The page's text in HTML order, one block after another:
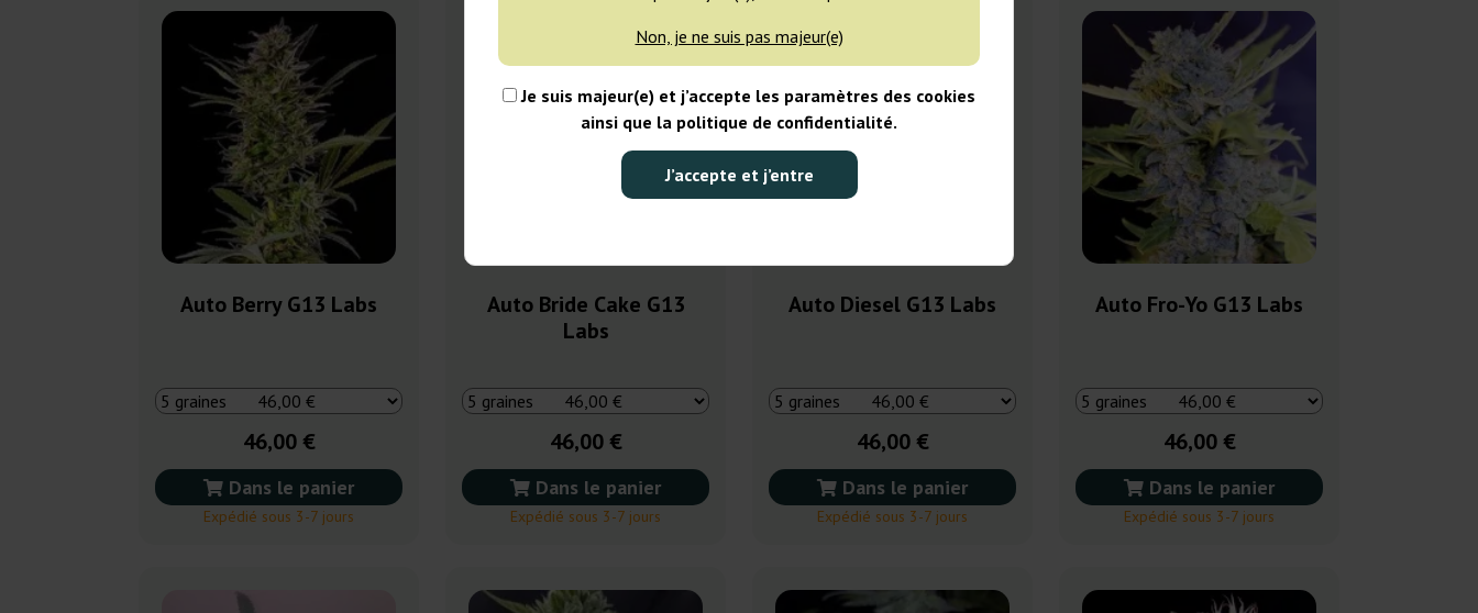
Non, je ne suis pas majeur(e)
Je suis majeur(e) et j’accepte les paramètres des cookies
ainsi que la politique de confidentialité.
J’accepte et j’entre
Auto Berry G13 Labs
46,00 €
Dans le panier
Expédié sous 3-7 jours
Auto Bride Cake G13
Labs
46,00 €
Dans le panier
Expédié sous 3-7 jours
Auto Diesel G13 Labs
46,00 €
Dans le panier
Expédié sous 3-7 jours
Auto Fro-Yo G13 Labs
46,00 €
Dans le panier
Expédié sous 3-7 jours